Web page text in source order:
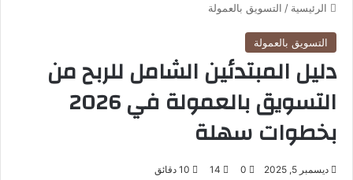
الرئيسية / التسويق بالعمولة
التسويق بالعمولة
دليل المبتدئين الشامل للربح من
التسويق بالعمولة في 2026
بخطوات سهلة
ديسمبر 5, 2025 0
14